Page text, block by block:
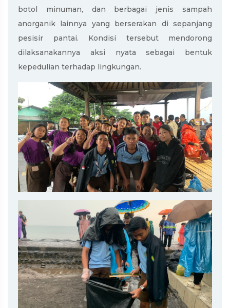
botol minuman, dan berbagai jenis sampah
anorganik lainnya yang berserakan di sepanjang
pesisir pantai. Kondisi tersebut mendorong
dilaksanakannya aksi nyata sebagai bentuk
kepedulian terhadap lingkungan.